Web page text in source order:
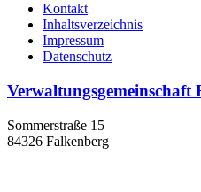
Kontakt
Inhaltsverzeichnis
Impressum
Datenschutz
Verwaltungsgemeinschaft
Sommerstraße 15
84326 Falkenberg